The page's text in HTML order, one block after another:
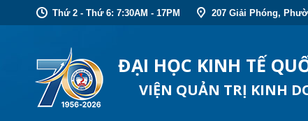
Thứ 2 - Thứ 6: 7:30AM - 17PM 207 Giải Phóng,
ĐẠI HỌC KINH TẾ
VIỆN QUẢN TRỊ KINH
CHƯƠNG TRÌNH